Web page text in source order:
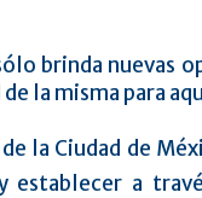
brinda nuevas
la misma para
la Ciudad de
establecer a